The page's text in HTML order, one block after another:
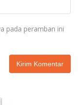
pada peramban ini